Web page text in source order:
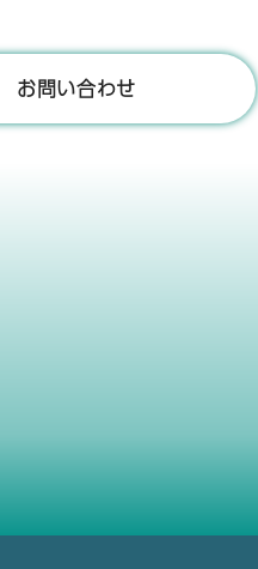
お問い合わせ